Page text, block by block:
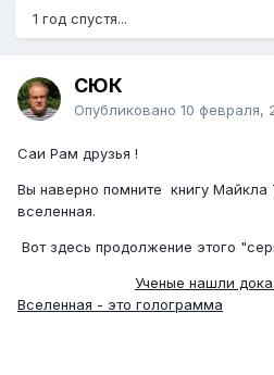
1 год спустя...
СЮК
Опубликовано 10 февраля,
Саи Рам друзья !
Вы наверно помните книгу Майкла
вселенная.
Вот здесь продолжение этого
Ученые нашли
Вселенная - это голограмма